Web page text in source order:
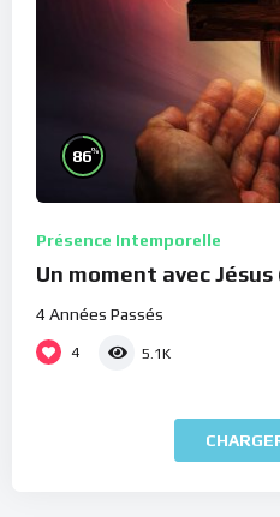
86%
Présence Intemporelle
Un moment avec
4 Années Passés
4 5.1K